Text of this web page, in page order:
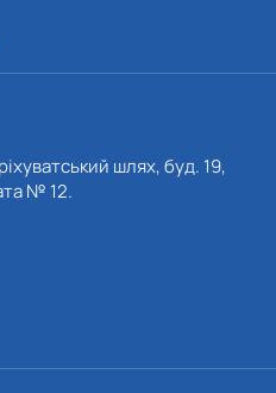
шлях, буд. 19,
№ 12.